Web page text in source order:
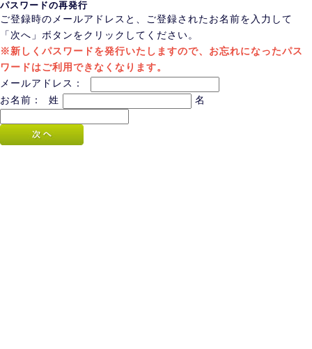
パスワードの再発行
ご登録時のメールアドレスと、ご登録されたお名前を入力して
「次へ」ボタンをクリックしてください。
※新しくパスワードを発行いたしますので、お忘れになったパス
ワードはご利用できなくなります。
メールアドレス：
お名前： 姓
名